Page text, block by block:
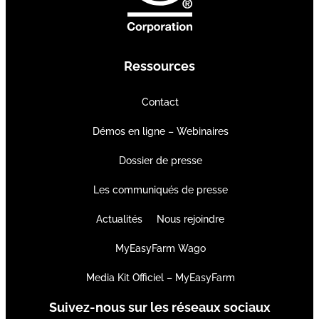
Ressources
Contact
Démos en ligne – Webinaires
Dossier de presse
Les communiqués de presse
Actualités Nous rejoindre
MyEasyFarm Wago
Media Kit Officiel – MyEasyFarm
Suivez-nous sur les réseaux sociaux